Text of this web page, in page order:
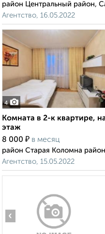
район Центральный район,
Агентство, 16.05.2022
4
Комната в 2-к квартире,
этаж
8 000 ₽ в месяц
район Старая Коломна
Агентство, 15.05.2022
‹